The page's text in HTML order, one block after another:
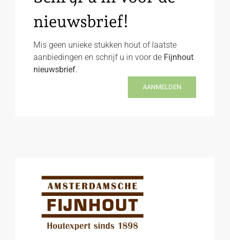
nieuwsbrief!
Mis geen unieke stukken hout of laatste
aanbiedingen en schrijf u in voor de Fijnhout
nieuwsbrief.
AANMELDEN